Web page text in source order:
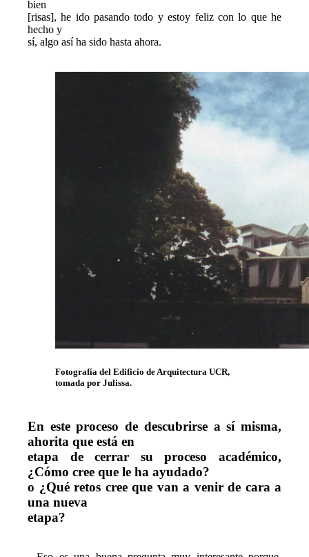
bien
[risas], he ido pasando todo y estoy feliz con lo que he
hecho y
sí, algo así ha sido hasta ahora.
Fotografía del Edificio de Arquitectura UCR,
tomada por Julissa.
En este proceso de descubrirse a sí misma,
ahorita que está en
etapa de cerrar su proceso académico,
¿Cómo cree que le ha ayudado?
o ¿Qué retos cree que van a venir de cara a
una nueva
etapa?